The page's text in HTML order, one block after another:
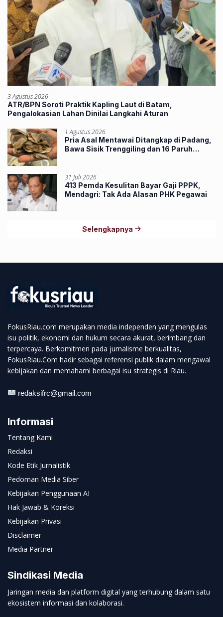
3 Agustus 2026
ATR/BPN Soroti Praktik Kapling Laut di Batam,
Pengalokasian Lahan Dinilai Langkahi Aturan
1 Agustus 2026
Pria Asal Mentawai Ditangkap di Padang,
Bawa Sisik Trenggiling dan 16 Paruh
31 Juli 2026
413 Pemda Kesulitan Bayar Gaji PPPK,
Mendagri: Tak Ada Alasan PHK Pegawai
Selengkapnya
FokusRiau.com merupakan media independen yang mengulas
isu politik, ekonomi dan hukum secara akurat, berimbang dan
terpercaya. Berkomitmen pada jurnalisme berkualitas,
FokusRiau.Com hadir sebagai referensi publik dalam mengawal
kebijakan dan memahami berbagai isu strategis di Riau.
redaksifrc@gmail.com
Informasi
Tentang Kami
Redaksi
Kode Etik Jurnalistik
Pedoman Media Siber
Kebijakan Penggunaan AI
Hak Jawab & Koreksi
Kebijakan Privasi
Disclaimer
Media Partner
Sindikasi Media
Jaringan media dan platform digital yang terhubung dalam satu
ekosistem informasi dan kolaborasi.